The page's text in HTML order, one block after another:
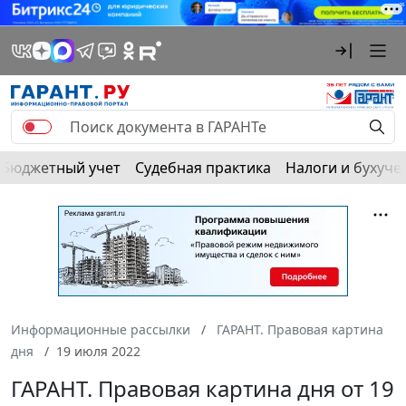
Бюджетный учет Судебная практика Налоги и
Информационные рассылки
ГАРАНТ. Правовая картина
дня
19 июля 2022
ГАРАНТ. Правовая картина дня от 19